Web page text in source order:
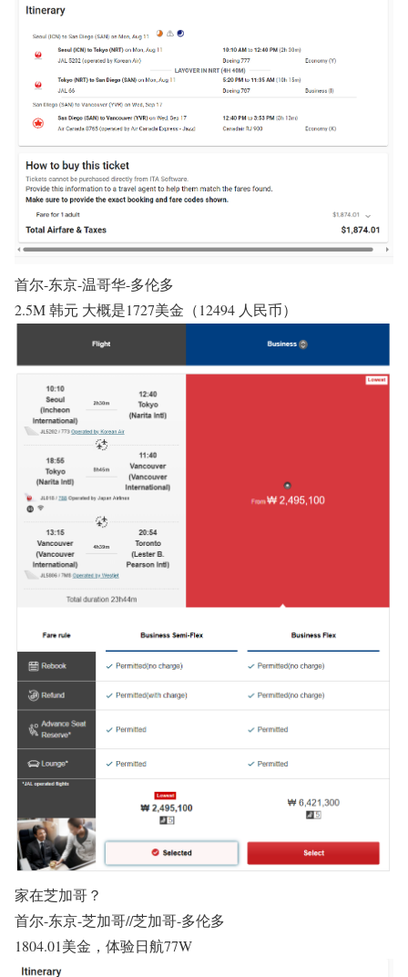
首尔-东京-温哥华-多伦多
2.5M 韩元 大概是1727美金（12494 人民币）
家在芝加哥？
首尔-东京-芝加哥//芝加哥-多伦多
1804.01美金，体验日航77W